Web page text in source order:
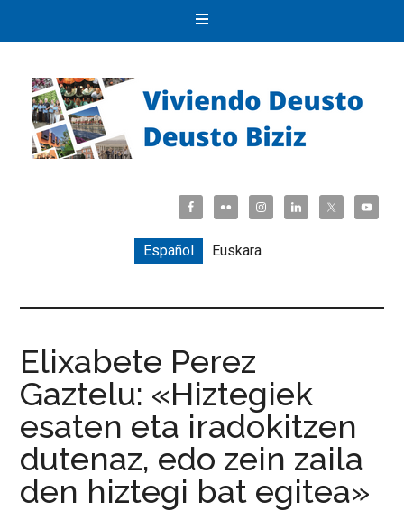
Español Euskara
Elixabete Perez
Gaztelu: «Hiztegiek
esaten eta iradokitzen
dutenaz, edo zein zaila
den hiztegi bat egitea»